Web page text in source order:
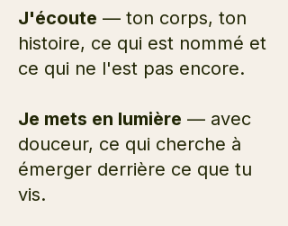
J'écoute — ton corps, ton
histoire, ce qui est nommé et
ce qui ne l'est pas encore.
Je mets en lumière — avec
douceur, ce qui cherche à
émerger derrière ce que tu
vis.